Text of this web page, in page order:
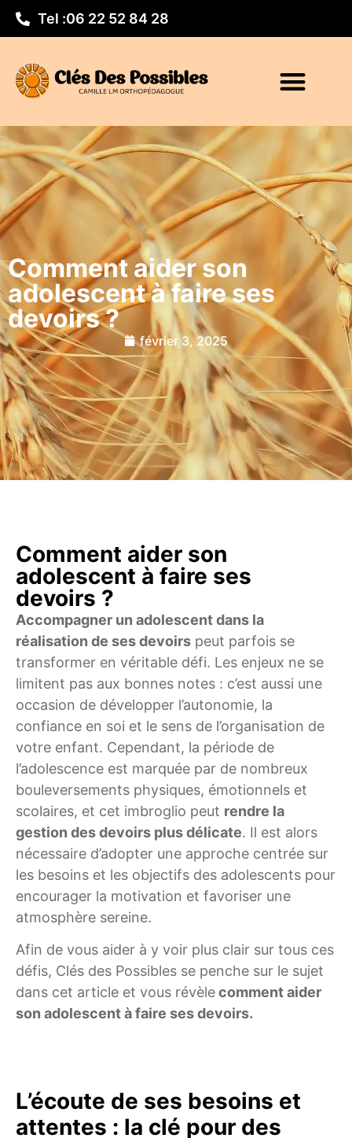
Tel :06 22 52 84 28
Comment aider son
adolescent à faire ses
devoirs ?
février 3, 2025
Comment aider son
adolescent à faire ses
devoirs ?
Accompagner un adolescent dans la
réalisation de ses devoirs peut parfois se
transformer en véritable défi. Les enjeux ne se
limitent pas aux bonnes notes : c’est aussi une
occasion de développer l’autonomie, la
confiance en soi et le sens de l’organisation de
votre enfant. Cependant, la période de
l’adolescence est marquée par de nombreux
bouleversements physiques, émotionnels et
scolaires, et cet imbroglio peut rendre la
gestion des devoirs plus délicate. Il est alors
nécessaire d’adopter une approche centrée sur
les besoins et les objectifs des adolescents pour
encourager la motivation et favoriser une
atmosphère sereine.
Afin de vous aider à y voir plus clair sur tous ces
défis, Clés des Possibles se penche sur le sujet
dans cet article et vous révèlecomment aider
son adolescent à faire ses devoirs.
L’écoute de ses besoins et
attentes : la clé pour des